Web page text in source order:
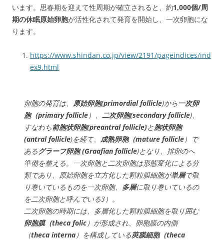
います。思春期を迎えて性周期が確立されると、約1,000個/周
期の休眠原始卵胞が活性化されて発育を開始し、一次卵胞にな
ります。
https://www.shindan.co.jp/view/2191/pageindices/ind
ex9.html
卵胞の発育は、 原始卵胞(primordial follicle)から一次卵
胞（primary follicle）、 二次卵胞(secondary follicle)、
すなわち前胞状卵胞(preantral follicle)と胞状卵胞
(antral follicle)を経て、 成熟卵胞（mature follicle）で
あるグラーフ卵胞 (Graafian follicle)となり、排卵のへ
準備を整える。一次卵胞と二次卵胞は形態変化による分
類であり、原始卵胞を立方化した顆粒膜細胞が単層で取
り巻いているものを一次卵胞、
多層に取り巻いているの
を二次卵胞と呼んでいる3）。
二次卵胞の時期には、多層化した顆粒膜細胞を取り囲む
卵胞膜（theca folic）が形成され、卵胞膜の内側
（theca interna）を構成している莢膜細胞（theca